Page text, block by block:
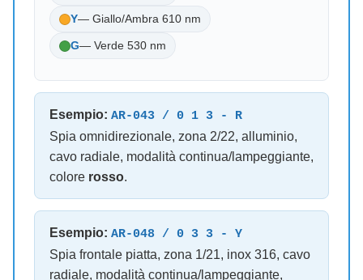
Y— Giallo/Ambra 610 nm
G— Verde 530 nm
Esempio: AR-043 / 0 1 3 - R
Spia omnidirezionale, zona 2/22, alluminio,
cavo radiale, modalità continua/lampeggiante,
colore rosso.
Esempio: AR-048 / 0 3 3 - Y
Spia frontale piatta, zona 1/21, inox 316, cavo
radiale, modalità continua/lampeggiante,